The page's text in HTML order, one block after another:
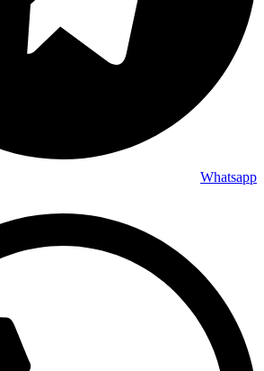
Whatsapp